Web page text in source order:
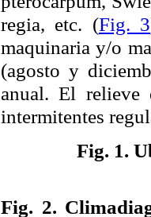
regia, etc. (Fig. 3
maquinaria y/o
(agosto y
anual. El relieve
intermitentes
Fig. 1.
Fig. 2.